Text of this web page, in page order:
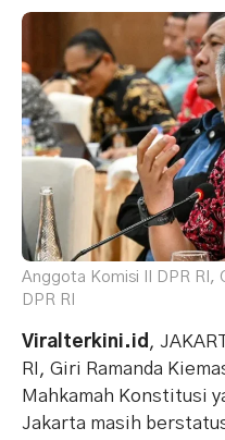
Anggota Komisi II DPR RI,
DPR RI
Viralterkini.id ,
RI, Giri Ramanda
Mahkamah Konstitusi
Jakarta masih